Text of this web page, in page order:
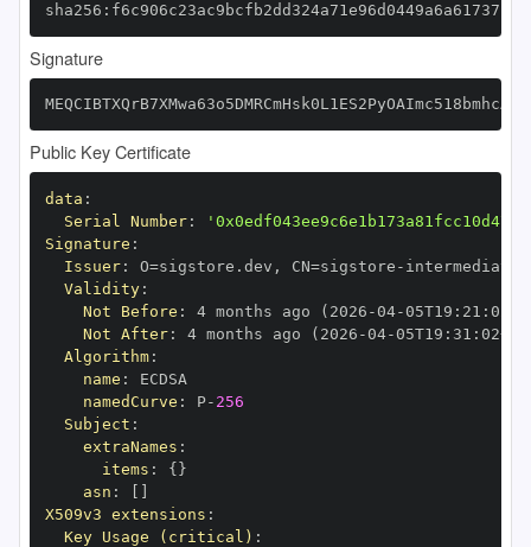
Signature
Public Key Certificate
data :
Serial Number:
Signature :
Issuer: O=sigstore.dev , CN=sigstore -
Validity:
Not Before : 4 months ago (2026 -04-05T19 : 21 :
Not After: 4 months ago (2026 -04-05T19 : 31 : 02+00
Algorithm:
name :
namedCurve : P- 256
Subject :
extraNames :
items : { }
asn :
X509v3 extensions :
Key Usage (critical) :